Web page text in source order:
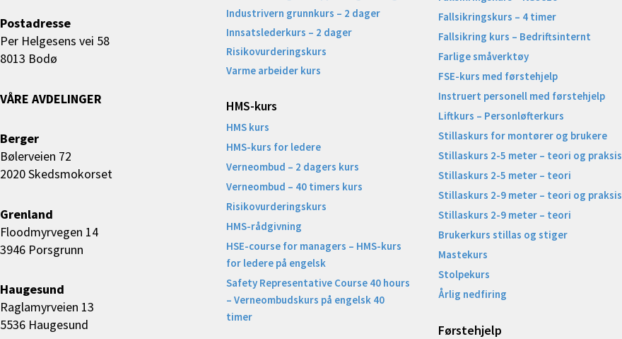
Postadresse
Per Helgesens vei 58
8013 Bodø
VÅRE AVDELINGER
Berger
Bølerveien 72
2020 Skedsmokorset
Grenland
Floodmyrvegen 14
3946 Porsgrunn
Haugesund
Raglamyrveien 13
5536 Haugesund
Industrivern grunnkurs – 2 dager
Innsatslederkurs – 2 dager
Risikovurderingskurs
Varme arbeider kurs
HMS-kurs
HMS kurs
HMS-kurs for ledere
Verneombud – 2 dagers kurs
Verneombud – 40 timers kurs
Risikovurderingskurs
HMS-rådgivning
HSE-course for managers – HMS-kurs
for ledere på engelsk
Safety Representative Course 40 hours
– Verneombudskurs på engelsk 40
timer
Fallsikringskurs – 4 timer
Fallsikring kurs – Bedriftsinternt
Farlige småverktøy
FSE-kurs med førstehjelp
Instruert personell med førstehjelp
Liftkurs – Personløfterkurs
Stillaskurs for montører og brukere
Stillaskurs 2-5 meter – teori og praksis
Stillaskurs 2-5 meter – teori
Stillaskurs 2-9 meter – teori og praksis
Stillaskurs 2-9 meter – teori
Brukerkurs stillas og stiger
Mastekurs
Stolpekurs
Årlig nedfiring
Førstehjelp